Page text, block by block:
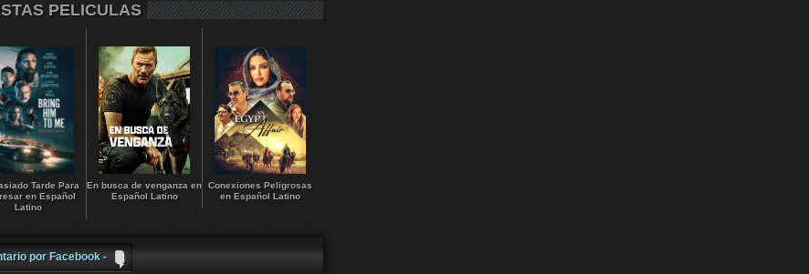
PELICULAS
Tarde Para
en Español
Latino
En busca de venganza en
Español Latino
Conexiones Peligrosas
en Español Latino
por Facebook -